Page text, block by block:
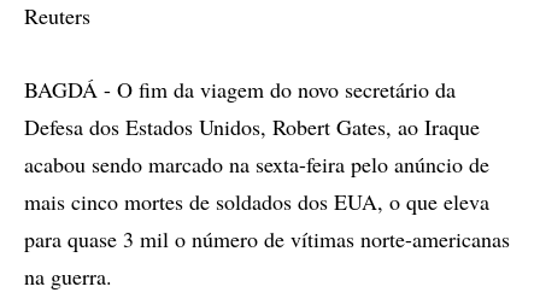
Reuters
BAGDÁ - O fim da viagem do novo secretário da
Defesa dos Estados Unidos, Robert Gates, ao Iraque
acabou sendo marcado na sexta-feira pelo anúncio de
mais cinco mortes de soldados dos EUA, o que eleva
para quase 3 mil o número de vítimas norte-americanas
na guerra.